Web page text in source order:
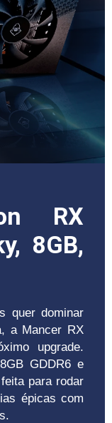
RX
8GB,
quer dominar
a Mancer RX
upgrade.
GDDR6 e
para rodar
épicas com